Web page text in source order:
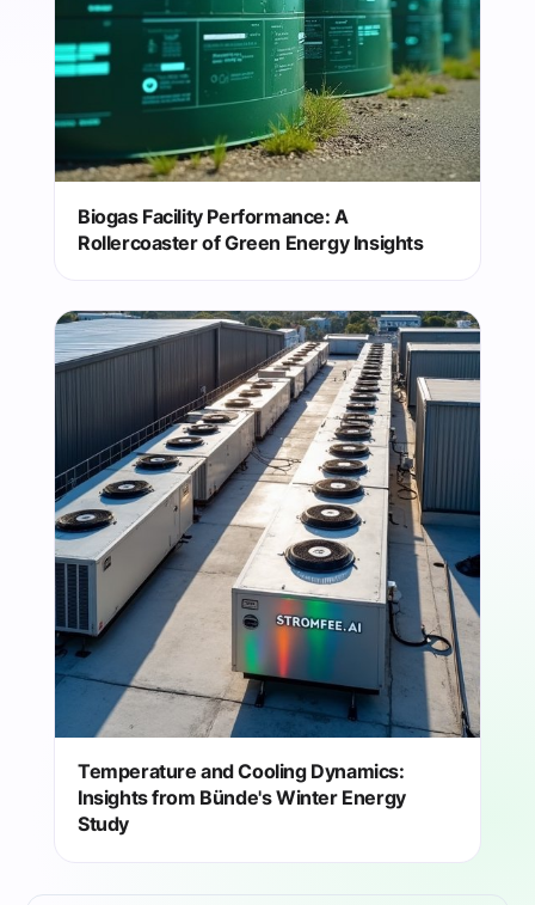
Biogas Facility Performance: A
Rollercoaster of Green Energy Insights
Temperature and Cooling Dynamics:
Insights from Bünde's Winter Energy
Study